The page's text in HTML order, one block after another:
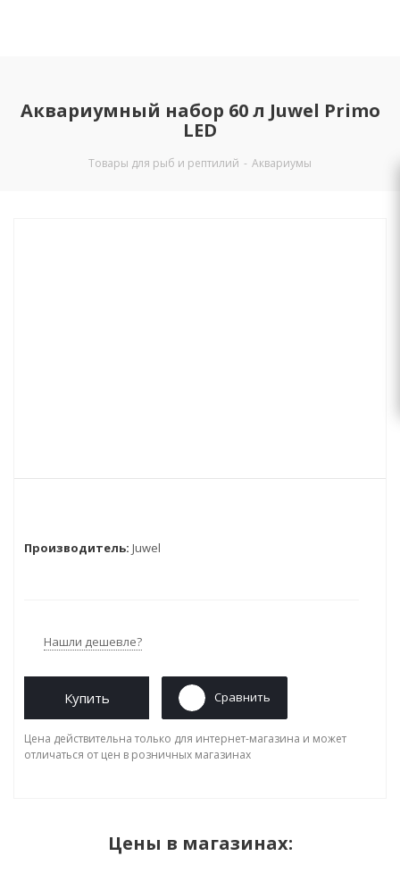
Аквариумный набор 60 л Juwel Primo
LED
Товары для рыб и рептилий - Аквариумы
Производитель: Juwel
Нашли дешевле?
Купить Сравнить
Цена действительна только для интернет-магазина и может
отличаться от цен в розничных магазинах
Цены в магазинах: